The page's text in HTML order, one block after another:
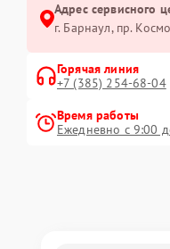
Адрес сервисного
г. Барнаул, ​пр.
Горячая линия
+7 (385) 254-68-04
Время работы
Ежедневно с 9:00